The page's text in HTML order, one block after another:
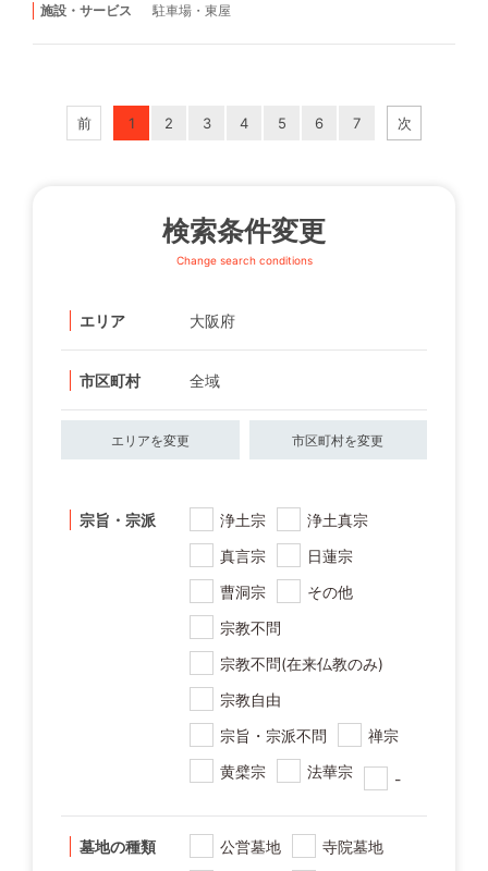
施設・サービス
駐車場 ・ 東屋
前 1 2 3 4 5 6 7 次
検索条件変更
Change search conditions
エリア 大阪府
市区町村 全域
エリアを変更 市区町村を変更
宗旨・宗派 浄土宗
浄土真宗
真言宗
日蓮宗
曹洞宗
その他
宗教不問
宗教不問(在来仏教のみ)
宗教自由
宗旨・宗派不問
禅宗
黄檗宗
法華宗 -
墓地の種類 公営墓地
寺院墓地